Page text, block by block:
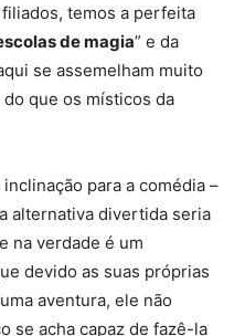
temos a perfeita
de magia” e da
se assemelham muito
que os místicos da
para a comédia –
alternativa divertida seria
na verdade é um
devido as suas próprias
aventura, ele não
se acha capaz de fazê-la